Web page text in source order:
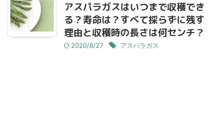
アスパラガスはいつまで収穫でき
る？寿命は？すべて採らずに残す
理由と収穫時の長さは何センチ？
2020/8/27 アスパラガス